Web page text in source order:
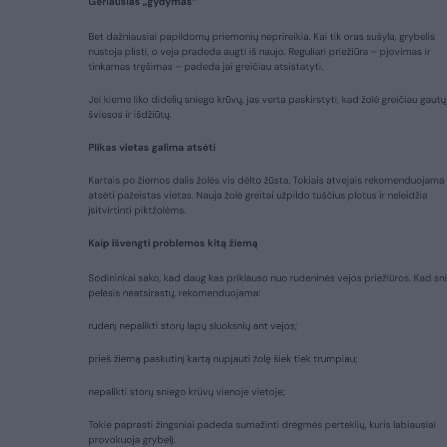
Bet dažniausiai papildomų priemonių neprireikia. Kai tik oras sušyla, grybelis
nustoja plisti, o veja pradeda augti iš naujo. Reguliari priežiūra – pjovimas ir
tinkamas tręšimas – padeda jai greičiau atsistatyti.
Jei kieme liko didelių sniego krūvų, jas verta paskirstyti, kad žolė greičiau gautų
šviesos ir išdžiūtų.
Plikas vietas galima atsėti
Kartais po žiemos dalis žolės vis dėlto žūsta. Tokiais atvejais rekomenduojama
atsėti pažeistas vietas. Nauja žolė greitai užpildo tuščius plotus ir neleidžia
įsitvirtinti piktžolėms.
Kaip išvengti problemos kitą žiemą
Sodininkai sako, kad daug kas priklauso nuo rudeninės vejos priežiūros. Kad
pelėsis neatsirastų, rekomenduojama:
rudenį nepalikti storų lapų sluoksnių ant vejos;
prieš žiemą paskutinį kartą nupjauti žolę šiek tiek trumpiau;
nepalikti storų sniego krūvų vienoje vietoje;
Tokie paprasti žingsniai padeda sumažinti drėgmės perteklių, kuris labiausiai
provokuoja grybelį.